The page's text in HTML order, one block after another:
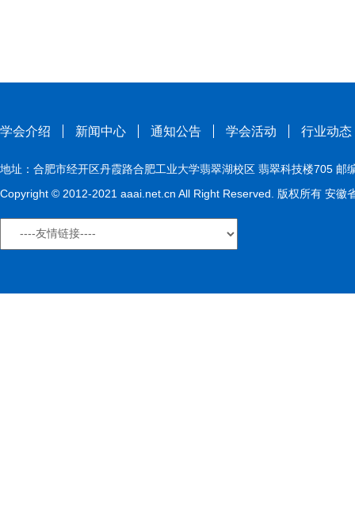
学会介绍 新闻中心 通知公告 学会活动 行业动态
地址：合肥市经开区丹霞路合肥工业大学翡翠湖校区 翡翠科技楼705
Copyright © 2012-2021 aaai.net.cn All Right Reserved. 版权所有 安徽